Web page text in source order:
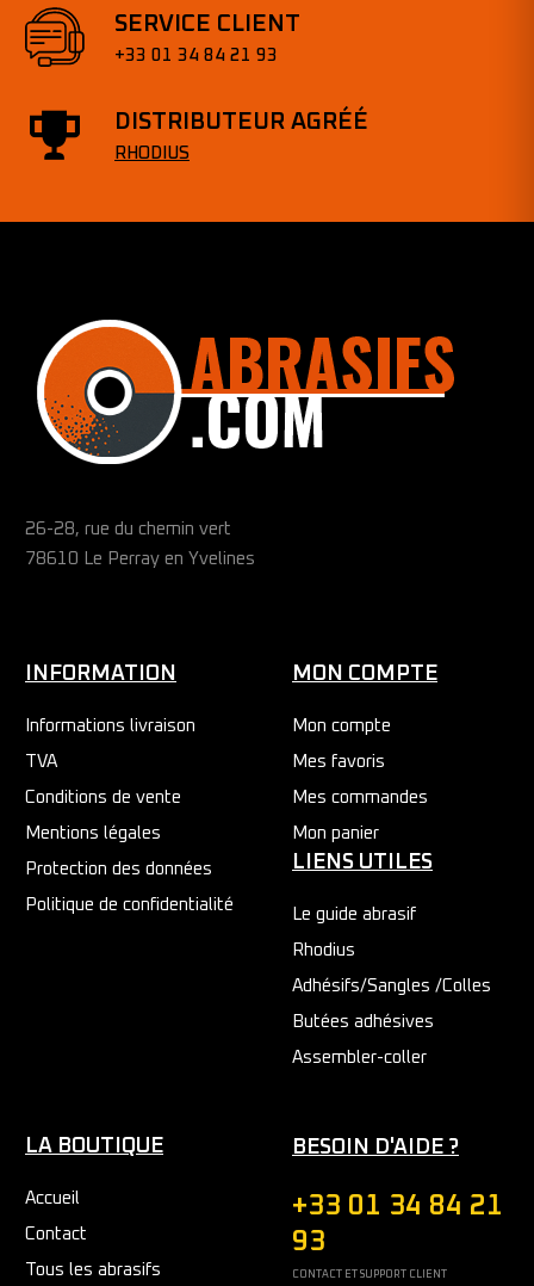
SERVICE CLIENT
+33 01 34 84 21 93
DISTRIBUTEUR AGRÉÉ
RHODIUS
26-28, rue du chemin vert
78610 Le Perray en Yvelines
INFORMATION
Informations livraison
TVA
Conditions de vente
Mentions légales
Protection des données
Politique de confidentialité
MON COMPTE
Mon compte
Mes favoris
Mes commandes
Mon panier
LIENS UTILES
Le guide abrasif
Rhodius
Adhésifs/Sangles /Colles
Butées adhésives
Assembler-coller
LA BOUTIQUE
Accueil
Contact
Tous les abrasifs
BESOIN D'AIDE ?
+33 01 34 84 21
93
CONTACT ET SUPPORT CLIENT